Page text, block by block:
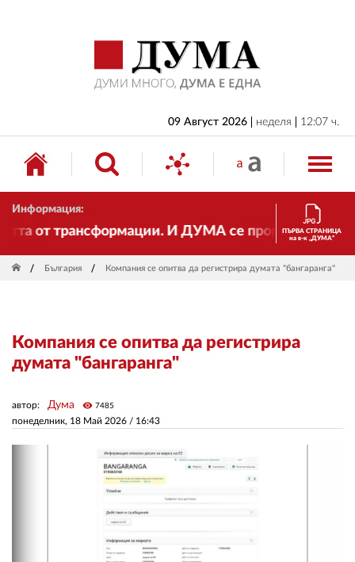
09 Август 2026 неделя 12:07 ч.
Информация:
трансформации. И ДУМА се променя и става
ПЪРВА СТРАНИЦА
на в-к „ДУМА“
България Компания се опитва да регистрира думата "бангаранга"
Компания се опитва да регистрира
думата "бангаранга"
понеделник, 18 Май 2026 / 16:43
автор: Дума visibility 7485
БЪЛГАРИЯ
ИКОНОМИКА
ИЗБОРИ
СВЯТ
ДРУГИ
АВТОРИ
РЕДАКЦИЯ
АБОНАМЕНТ